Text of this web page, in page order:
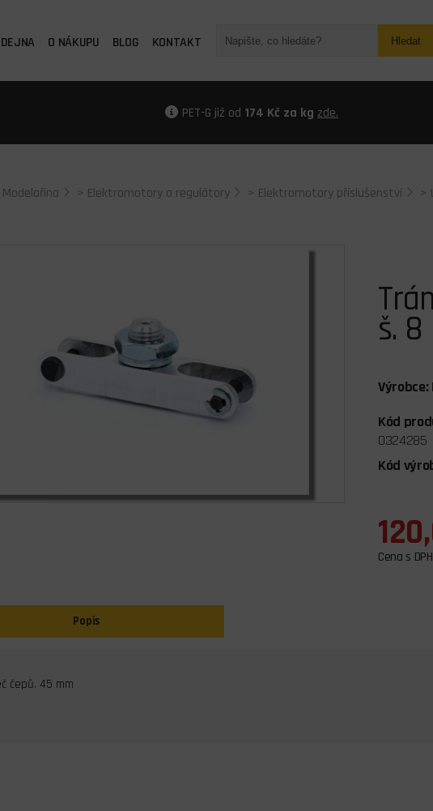
O NÁKUPU BLOG KONTAKT Hledat
PET-G již od 174 Kč za kg zde.
Modelařina > Elektromotory a regulátory > Elektromotory příslušenství >
š.
Výrobce:
Kód
0324285
Kód
Cena s DPH
Popis
čepů. 45 mm